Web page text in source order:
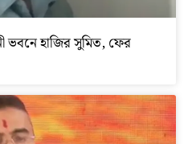
ভবনে হাজির সুমিত, ফের